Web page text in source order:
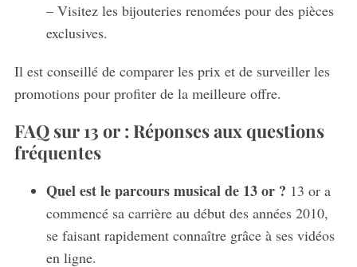
– Visitez les bijouteries renomées pour des pièces
exclusives.
Il est conseillé de comparer les prix et de surveiller les
promotions pour profiter de la meilleure offre.
FAQ sur 13 or : Réponses aux questions
fréquentes
Quel est le parcours musical de 13 or ? 13 or a
commencé sa carrière au début des années 2010,
se faisant rapidement connaître grâce à ses vidéos
en ligne.